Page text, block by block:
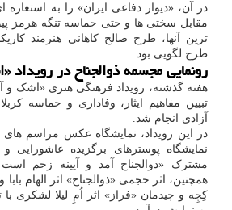
در آن، «دیوار دفاعی ایران» را به
مقابل سختی ها و حتی حماسه تنگه هرمز
ترین آنها، طرح صالح کاهانی هنرمند
طرح لگویی بود.
رونمایی مجسمه ذوالجناح در رویداد
هفته گذشته، رویداد فرهنگی هنری «اشک و
تبیین مفاهیم ایثار، وفاداری و حماسه
آزادی انجام شد.
در این رویداد، نمایشگاه عکس مراسم های
نمایشگاه پوسترهای برگزیده عاشورایی
مشترک «ذوالجناح آمد و آیینه زخم
همچنین، اثر حجمی «ذوالجناح» اثر الهام بابا
کِچِه و چیدمان «فراز» اثر اُمِ لیلا لشکری با